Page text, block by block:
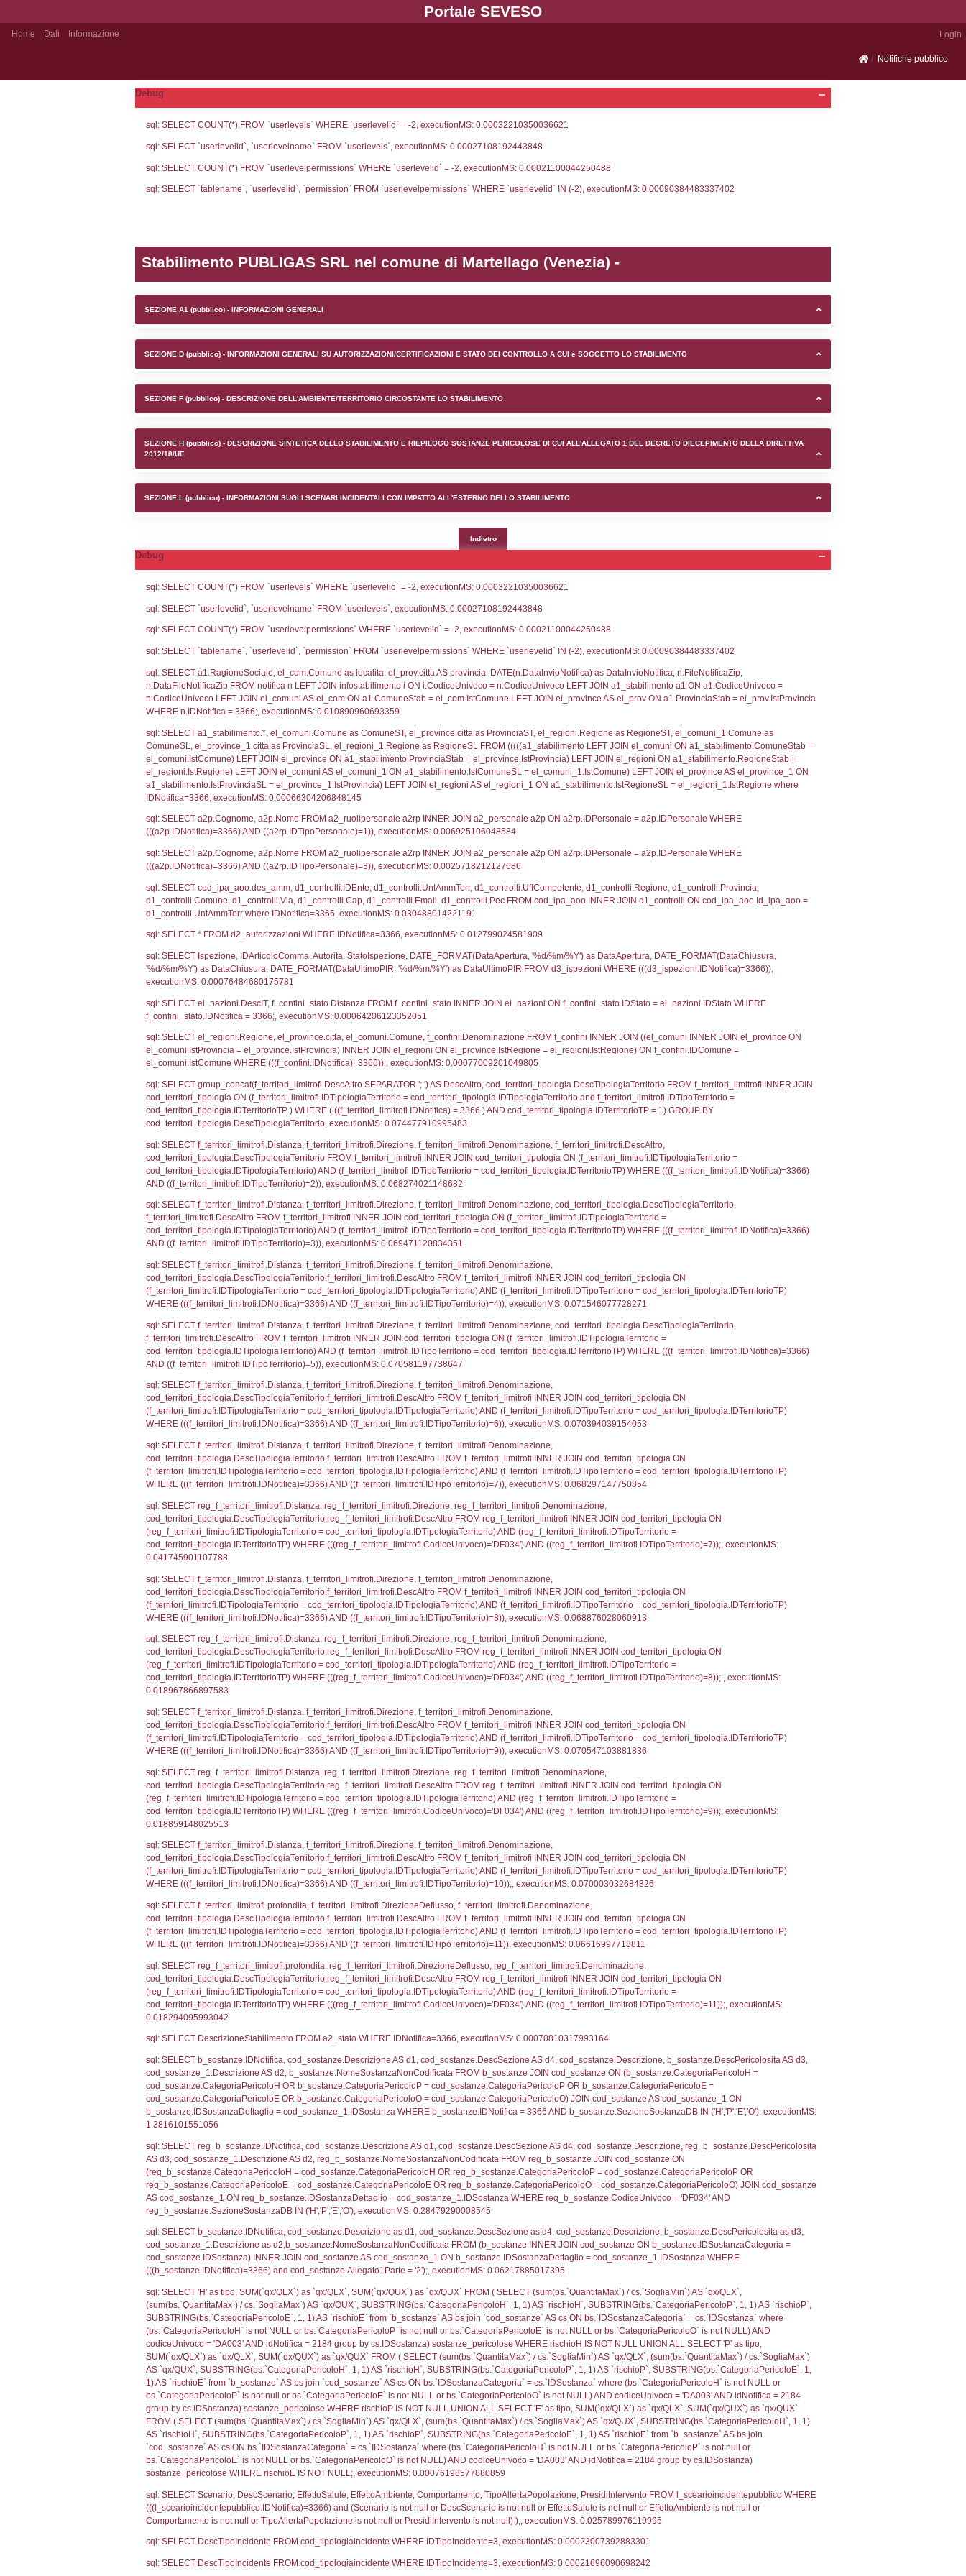
Portale SEVESO
Notifiche pubblico
Debug
sql: SELECT COUNT(*) FROM `userlevels` WHERE `userlevelid` = -2, executionMS: 0.00032210350036621
sql: SELECT COUNT(*) FROM `userlevelpermissions` WHERE `userlevelid` = -2, executionMS: 0.00021100044250488
Stabilimento PUBLIGAS SRL nel comune di Martellago (Venezia) -
SEZIONE D (pubblico) - INFORMAZIONI GENERALI SU AUTORIZZAZIONI/CERTIFICAZIONI E STATO DEI CONTROLLO A CUI è SOGGETTO
SEZIONE F (pubblico) - DESCRIZIONE DELL'AMBIENTE/TERRITORIO CIRCOSTANTE LO STABILIMENTO
SEZIONE H (pubblico) - DESCRIZIONE SINTETICA DELLO STABILIMENTO E RIEPILOGO SOSTANZE PERICOLOSE DI CUI ALL'ALLEGATO
2012/18/UE
SEZIONE L (pubblico) - INFORMAZIONI SUGLI SCENARI INCIDENTALI CON IMPATTO ALL'ESTERNO DELLO STABILIMENTO
Debug
sql: SELECT COUNT(*) FROM `userlevels` WHERE `userlevelid` = -2, executionMS: 0.00032210350036621
sql: SELECT `userlevelid`, `userlevelname` FROM `userlevels`, executionMS: 0.00027108192443848
sql: SELECT COUNT(*) FROM `userlevelpermissions` WHERE `userlevelid` = -2, executionMS: 0.00021100044250488
sql: SELECT `tablename`, `userlevelid`, `permission` FROM `userlevelpermissions` WHERE `userlevelid` IN (-2),
sql: SELECT a1.RagioneSociale, el_com.Comune as localita, el_prov.citta AS provincia, DATE(n.DataInvioNotifica) as
n.DataFileNotificaZip FROM notifica n LEFT JOIN infostabilimento i ON i.CodiceUnivoco = n.CodiceUnivoco LEFT JOIN
WHERE n.IDNotifica = 3366;, executionMS: 0.010890960693359
sql: SELECT a1_stabilimento.*, el_comuni.Comune as ComuneST, el_province.citta as ProvinciaST, el_regioni.Regione
ComuneSL, el_province_1.citta as ProvinciaSL, el_regioni_1.Regione as RegioneSL FROM (((((a1_stabilimento LEFT
el_comuni.IstComune) LEFT JOIN el_province ON a1_stabilimento.ProvinciaStab = el_province.IstProvincia) LEFT JOIN
el_regioni.IstRegione) LEFT JOIN el_comuni AS el_comuni_1 ON a1_stabilimento.IstComuneSL =
a1_stabilimento.IstProvinciaSL = el_province_1.IstProvincia) LEFT JOIN el_regioni AS el_regioni_1 ON
IDNotifica=3366, executionMS: 0.00066304206848145
sql: SELECT a2p.Cognome, a2p.Nome FROM a2_ruolipersonale a2rp INNER JOIN a2_personale a2p ON
(((a2p.IDNotifica)=3366) AND ((a2rp.IDTipoPersonale)=1)), executionMS: 0.006925106048584
sql: SELECT a2p.Cognome, a2p.Nome FROM a2_ruolipersonale a2rp INNER JOIN a2_personale a2p ON
(((a2p.IDNotifica)=3366) AND ((a2rp.IDTipoPersonale)=3)), executionMS: 0.0025718212127686
sql: SELECT cod_ipa_aoo.des_amm, d1_controlli.IDEnte, d1_controlli.UntAmmTerr, d1_controlli.UffCompetente,
d1_controlli.Comune, d1_controlli.Via, d1_controlli.Cap, d1_controlli.Email, d1_controlli.Pec FROM cod_ipa_aoo INNER
d1_controlli.UntAmmTerr where IDNotifica=3366, executionMS: 0.030488014221191
sql: SELECT Ispezione, IDArticoloComma, Autorita, StatoIspezione, DATE_FORMAT(DataApertura, '%d/%m/%Y') as
'%d/%m/%Y') as DataChiusura, DATE_FORMAT(DataUltimoPIR, '%d/%m/%Y') as DataUltimoPIR FROM d3_ispezioni
executionMS: 0.00076484680175781
sql: SELECT el_nazioni.DescIT, f_confini_stato.Distanza FROM f_confini_stato INNER JOIN el_nazioni ON
f_confini_stato.IDNotifica = 3366;, executionMS: 0.00064206123352051
sql: SELECT el_regioni.Regione, el_province.citta, el_comuni.Comune, f_confini.Denominazione FROM f_confini INNER
el_comuni.IstProvincia = el_province.IstProvincia) INNER JOIN el_regioni ON el_province.IstRegione =
el_comuni.IstComune WHERE (((f_confini.IDNotifica)=3366));, executionMS: 0.00077009201049805
sql: SELECT group_concat(f_territori_limitrofi.DescAltro SEPARATOR '; ') AS DescAltro,
cod_territori_tipologia ON (f_territori_limitrofi.IDTipologiaTerritorio = cod_territori_tipologia.IDTipologiaTerritorio and
cod_territori_tipologia.IDTerritorioTP ) WHERE ( ((f_territori_limitrofi.IDNotifica) = 3366 ) AND
cod_territori_tipologia.DescTipologiaTerritorio, executionMS: 0.074477910995483
sql: SELECT f_territori_limitrofi.Distanza, f_territori_limitrofi.Direzione, f_territori_limitrofi.Denominazione,
cod_territori_tipologia.DescTipologiaTerritorio FROM f_territori_limitrofi INNER JOIN cod_territori_tipologia ON
cod_territori_tipologia.IDTipologiaTerritorio) AND (f_territori_limitrofi.IDTipoTerritorio =
AND ((f_territori_limitrofi.IDTipoTerritorio)=2)), executionMS: 0.068274021148682
sql: SELECT f_territori_limitrofi.Distanza, f_territori_limitrofi.Direzione, f_territori_limitrofi.Denominazione,
f_territori_limitrofi.DescAltro FROM f_territori_limitrofi INNER JOIN cod_territori_tipologia ON
cod_territori_tipologia.IDTipologiaTerritorio) AND (f_territori_limitrofi.IDTipoTerritorio =
AND ((f_territori_limitrofi.IDTipoTerritorio)=3)), executionMS: 0.069471120834351
sql: SELECT f_territori_limitrofi.Distanza, f_territori_limitrofi.Direzione, f_territori_limitrofi.Denominazione,
cod_territori_tipologia.DescTipologiaTerritorio,f_territori_limitrofi.DescAltro FROM f_territori_limitrofi INNER JOIN
(f_territori_limitrofi.IDTipologiaTerritorio = cod_territori_tipologia.IDTipologiaTerritorio) AND
WHERE (((f_territori_limitrofi.IDNotifica)=3366) AND ((f_territori_limitrofi.IDTipoTerritorio)=4)), executionMS:
sql: SELECT f_territori_limitrofi.Distanza, f_territori_limitrofi.Direzione, f_territori_limitrofi.Denominazione,
f_territori_limitrofi.DescAltro FROM f_territori_limitrofi INNER JOIN cod_territori_tipologia ON
cod_territori_tipologia.IDTipologiaTerritorio) AND (f_territori_limitrofi.IDTipoTerritorio =
AND ((f_territori_limitrofi.IDTipoTerritorio)=5)), executionMS: 0.070581197738647
cod_territori_tipologia.DescTipologiaTerritorio,f_territori_limitrofi.DescAltro FROM f_territori_limitrofi INNER JOIN
(f_territori_limitrofi.IDTipologiaTerritorio = cod_territori_tipologia.IDTipologiaTerritorio) AND
WHERE (((f_territori_limitrofi.IDNotifica)=3366) AND ((f_territori_limitrofi.IDTipoTerritorio)=6)), executionMS:
cod_territori_tipologia.DescTipologiaTerritorio,f_territori_limitrofi.DescAltro FROM f_territori_limitrofi INNER JOIN
(f_territori_limitrofi.IDTipologiaTerritorio = cod_territori_tipologia.IDTipologiaTerritorio) AND
sql: SELECT reg_f_territori_limitrofi.Distanza, reg_f_territori_limitrofi.Direzione, reg_f_territori_limitrofi.Denominazione,
cod_territori_tipologia.DescTipologiaTerritorio,reg_f_territori_limitrofi.DescAltro FROM reg_f_territori_limitrofi INNER JOIN
(reg_f_territori_limitrofi.IDTipologiaTerritorio = cod_territori_tipologia.IDTipologiaTerritorio) AND
cod_territori_tipologia.IDTerritorioTP) WHERE (((reg_f_territori_limitrofi.CodiceUnivoco)='DF034') AND
0.041745901107788
sql: SELECT f_territori_limitrofi.Distanza, f_territori_limitrofi.Direzione, f_territori_limitrofi.Denominazione,
cod_territori_tipologia.DescTipologiaTerritorio,f_territori_limitrofi.DescAltro FROM f_territori_limitrofi INNER JOIN
(f_territori_limitrofi.IDTipologiaTerritorio = cod_territori_tipologia.IDTipologiaTerritorio) AND
WHERE (((f_territori_limitrofi.IDNotifica)=3366) AND ((f_territori_limitrofi.IDTipoTerritorio)=8)), executionMS:
sql: SELECT reg_f_territori_limitrofi.Distanza, reg_f_territori_limitrofi.Direzione, reg_f_territori_limitrofi.Denominazione,
cod_territori_tipologia.DescTipologiaTerritorio,reg_f_territori_limitrofi.DescAltro FROM reg_f_territori_limitrofi INNER JOIN
(reg_f_territori_limitrofi.IDTipologiaTerritorio = cod_territori_tipologia.IDTipologiaTerritorio) AND